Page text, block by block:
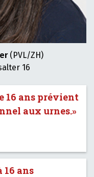
(PVL/ZH)
16
16 ans prévient
aux urnes.»
16 ans